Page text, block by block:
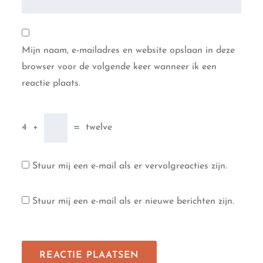
Mijn naam, e-mailadres en website opslaan in deze
browser voor de volgende keer wanneer ik een
reactie plaats.
4 + = twelve
Stuur mij een e-mail als er vervolgreacties zijn.
Stuur mij een e-mail als er nieuwe berichten zijn.